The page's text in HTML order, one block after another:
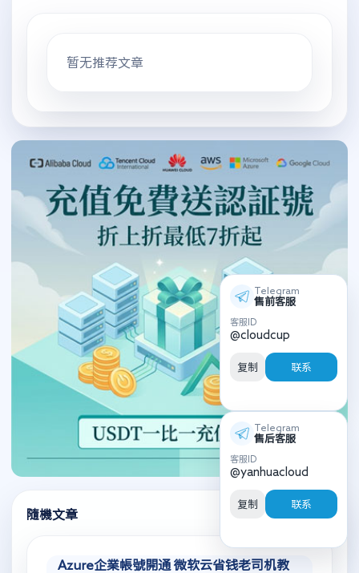
暂无推荐文章
隨機文章
Azure企業帳號開通 微软云省钱老司机教
Telegram
售前客服
客服ID
@cloudcup
复制 联系
Telegram
售后客服
客服ID
@yanhuacloud
复制 联系